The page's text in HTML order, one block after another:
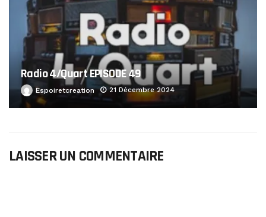
Radio 4/Quart EPISODE 49
Espoiretcreation 21 Décembre 2024
LAISSER UN COMMENTAIRE